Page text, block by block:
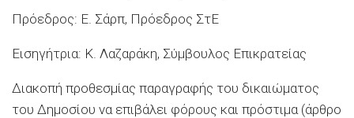
Πρόεδρος: Ε. Σάρπ, Πρόεδρος ΣτΕ
Εισηγήτρια: Κ. Λαζαράκη, Σύμβουλος Επικρατείας
Διακοπή προθεσμίας παραγραφής του δικαιώματος
του Δημοσίου να επιβάλει φόρους και πρόστιμα (άρθρο